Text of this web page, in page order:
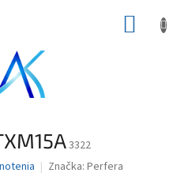
3322
Značka: Perfera